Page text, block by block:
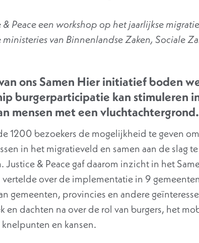
Peace een workshop op het jaarlijkse
van Binnenlandse Zaken, Sociale
ons Samen Hier initiatief boden
burgerparticipatie kan stimuleren
mensen met een vluchtachtergrond.
1200 bezoekers de mogelijkheid te geven
in het migratieveld en samen aan de slag
& Peace gaf daarom inzicht in het
over de implementatie in 9
gemeenten, provincies en andere
en dachten na over de rol van burgers, het
en kansen.